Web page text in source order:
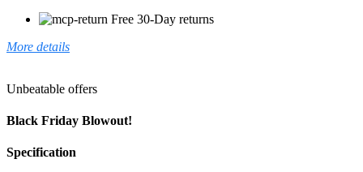
Free 30-Day returns
More details
Unbeatable offers
Black Friday Blowout!
Specification